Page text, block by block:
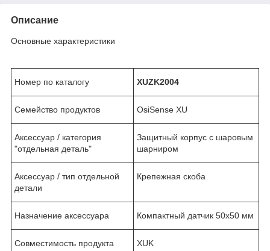
Описание
Основные характеристики
Номер по каталогу XUZK2004
Семейство продуктов OsiSense XU
Аксессуар / категория
"отдельная деталь"
Защитный корпус с шаровым
шарниром
Аксессуар / тип отдельной
детали
Крепежная скоба
Назначение аксессуара Компактный датчик 50х50 мм
Совместимость продукта XUK